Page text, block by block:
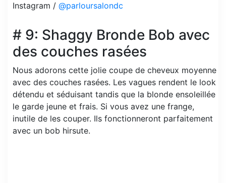
Instagram / @parloursalondc
# 9: Shaggy Bronde Bob avec
des couches rasées
Nous adorons cette jolie coupe de cheveux moyenne
avec des couches rasées. Les vagues rendent le look
détendu et séduisant tandis que la blonde ensoleillée
le garde jeune et frais. Si vous avez une frange,
inutile de les couper. Ils fonctionneront parfaitement
avec un bob hirsute.